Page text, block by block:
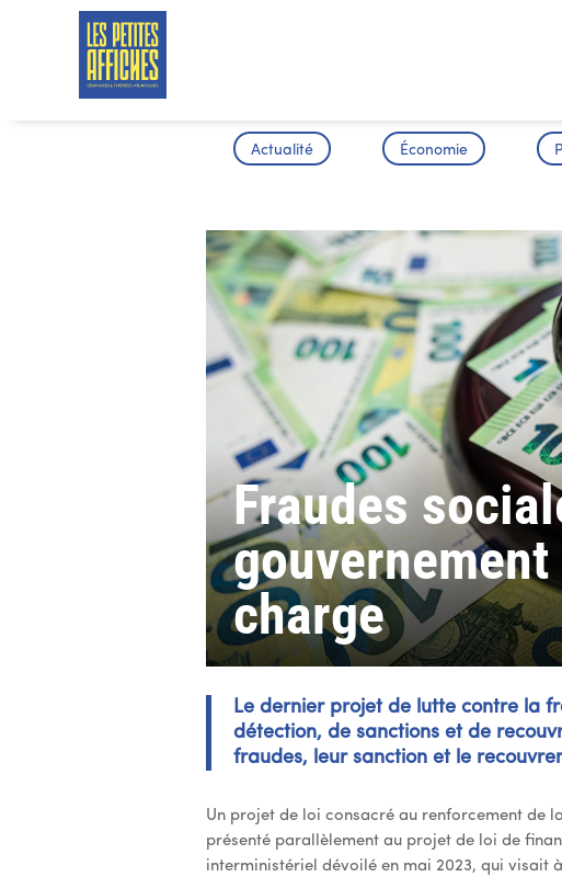
Actualité Économie
Fraudes
charge
Le dernier projet de lutte contre la
détection, de sanctions et de
fraudes, leur sanction et le
Un projet de loi consacré au renforcement de
présenté parallèlement au projet de loi de
interministériel dévoilé en mai 2023, qui visait